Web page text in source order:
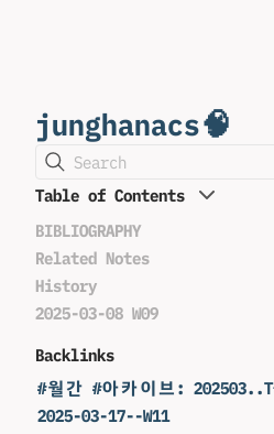
junghanacs🧠
Search
Table of Contents
BIBLIOGRAPHY
Related Notes
History
2025-03-08 W09
Backlinks
#월간 #아카이브:
2025-03-17--W11